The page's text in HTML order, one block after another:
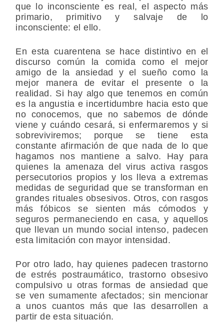
que lo inconsciente es real, el aspecto más
primario, primitivo y salvaje de lo
inconsciente: el ello.
En esta cuarentena se hace distintivo en el
discurso común la comida como el mejor
amigo de la ansiedad y el sueño como la
mejor manera de evitar el presente o la
realidad. Si hay algo que tenemos en común
es la angustia e incertidumbre hacia esto que
no conocemos, que no sabemos de dónde
viene y cuándo cesará, si enfermaremos y si
sobreviviremos; porque se tiene esta
constante afirmación de que nada de lo que
hagamos nos mantiene a salvo. Hay para
quienes la amenaza del virus activa rasgos
persecutorios propios y los lleva a extremas
medidas de seguridad que se transforman en
grandes rituales obsesivos. Otros, con rasgos
más fóbicos se sienten más cómodos y
seguros permaneciendo en casa, y aquellos
que llevan un mundo social intenso, padecen
esta limitación con mayor intensidad.
Por otro lado, hay quienes padecen trastorno
de estrés postraumático, trastorno obsesivo
compulsivo u otras formas de ansiedad que
se ven sumamente afectados; sin mencionar
a unos cuantos más que las desarrollen a
partir de esta situación.